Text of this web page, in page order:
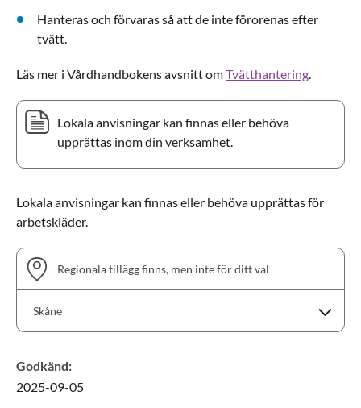
Hanteras och förvaras så att de inte förorenas efter
tvätt.
Läs mer i Vårdhandbokens avsnitt omTvätthantering.
Lokala anvisningar kan finnas eller behöva
upprättas inom din verksamhet.
Lokala anvisningar kan finnas eller behöva upprättas för
arbetskläder.
Regionala tillägg finns, men inte för ditt val
Skåne
Godkänd:
2025-09-05